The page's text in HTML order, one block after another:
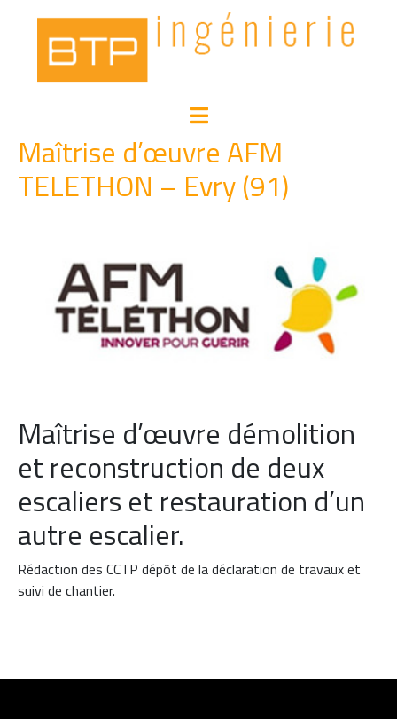
Maîtrise d’œuvre AFM
TELETHON – Evry (91)
Maîtrise d’œuvre démolition
et reconstruction de deux
escaliers et restauration d’un
autre escalier.
Rédaction des CCTP dépôt de la déclaration de travaux et
suivi de chantier.